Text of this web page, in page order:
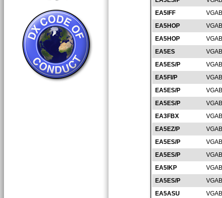
EA5IFF
EA5HOP
EA5HOP
EA5ES
EA5ES/P
EA5FI/P
EA5ES/P
EA5ES/P
EA3FBX
EA5EZ/P
EA5ES/P
EA5ES/P
EA5IKP
EA5ES/P
EA5ASU